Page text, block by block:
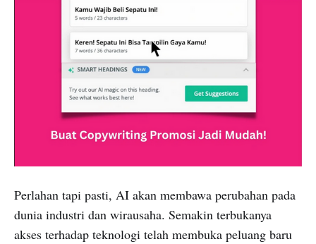
Perlahan tapi pasti, AI akan membawa perubahan pada
dunia industri dan wirausaha. Semakin terbukanya
akses terhadap teknologi telah membuka peluang baru